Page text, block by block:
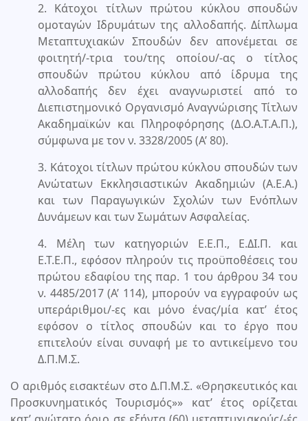
2. Κάτοχοι τίτλων πρώτου κύκλου σπουδών
ομοταγών Ιδρυμάτων της αλλοδαπής. Δίπλωμα
Μεταπτυχιακών Σπουδών δεν απονέμεται σε
φοιτητή/-τρια του/της οποίου/-ας ο τίτλος
σπουδών πρώτου κύκλου από ίδρυμα της
αλλοδαπής δεν έχει αναγνωριστεί από το
Διεπιστημονικό Οργανισμό Αναγνώρισης Τίτλων
Ακαδημαϊκών και Πληροφόρησης (Δ.Ο.Α.Τ.Α.Π.),
σύμφωνα με τον ν. 3328/2005 (Α’ 80).
3. Κάτοχοι τίτλων πρώτου κύκλου σπουδών των
Ανώτατων Εκκλησιαστικών Ακαδημιών (Α.Ε.Α.)
και των Παραγωγικών Σχολών των Ενόπλων
Δυνάμεων και των Σωμάτων Ασφαλείας.
4. Μέλη των κατηγοριών Ε.Ε.Π., Ε.ΔΙ.Π. και
Ε.Τ.Ε.Π., εφόσον πληρούν τις προϋποθέσεις του
πρώτου εδαφίου της παρ. 1 του άρθρου 34 του
ν. 4485/2017 (Α’ 114), μπορούν να εγγραφούν ως
υπεράριθμοι/-ες και μόνο ένας/μία κατ’ έτος
εφόσον ο τίτλος σπουδών και το έργο που
επιτελούν είναι συναφή με το αντικείμενο του
Δ.Π.Μ.Σ.
Ο αριθμός εισακτέων στο Δ.Π.Μ.Σ. «Θρησκευτικός και
Προσκυνηματικός Τουρισμός»» κατ’ έτος ορίζεται